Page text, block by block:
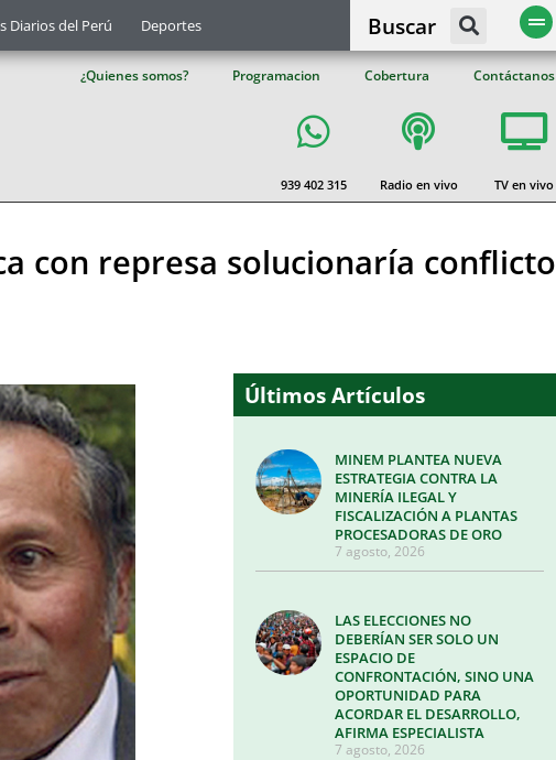
Diarios del Perú Deportes Buscar
¿Quienes somos? Programacion Cobertura Contáctanos
939 402 315 Radio en vivo TV en vivo
con represa solucionaría conflicto
Últimos Artículos
MINEM PLANTEA NUEVA
ESTRATEGIA CONTRA LA
MINERÍA ILEGAL Y
FISCALIZACIÓN A PLANTAS
PROCESADORAS DE ORO
7 agosto, 2026
LAS ELECCIONES NO
DEBERÍAN SER SOLO UN
ESPACIO DE
CONFRONTACIÓN, SINO UNA
OPORTUNIDAD PARA
ACORDAR EL DESARROLLO,
AFIRMA ESPECIALISTA
7 agosto, 2026